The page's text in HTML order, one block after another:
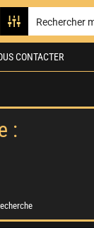
CONTACTER
: